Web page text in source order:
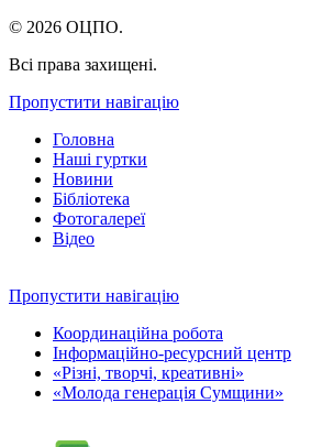
© 2026 ОЦПО.
Всі права захищені.
Пропустити навігацію
Головна
Наші гуртки
Новини
Бібліотека
Фотогалереї
Відео
Пропустити навігацію
Координаційна робота
Інформаційно-ресурсний центр
«Різні, творчі, креативні»
«Молода генерація Сумщини»